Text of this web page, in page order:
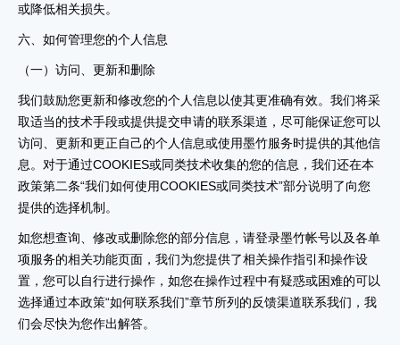
或降低相关损失。
六、如何管理您的个人信息
（一）访问、更新和删除
我们鼓励您更新和修改您的个人信息以使其更准确有效。我们将采
取适当的技术手段或提供提交申请的联系渠道，尽可能保证您可以
访问、更新和更正自己的个人信息或使用墨竹服务时提供的其他信
息。对于通过COOKIES或同类技术收集的您的信息，我们还在本
政策第二条“我们如何使用COOKIES或同类技术”部分说明了向您
提供的选择机制。
如您想查询、修改或删除您的部分信息，请登录墨竹帐号以及各单
项服务的相关功能页面，我们为您提供了相关操作指引和操作设
置，您可以自行进行操作，如您在操作过程中有疑惑或困难的可以
选择通过本政策“如何联系我们”章节所列的反馈渠道联系我们，我
们会尽快为您作出解答。